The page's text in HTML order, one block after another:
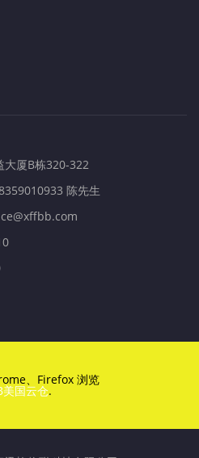
大厦B栋320-322
陈先生
、Firefox 浏览
美国云仓.